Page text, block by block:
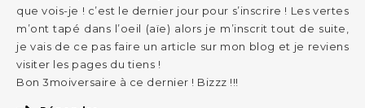
que vois-je ! c’est le dernier jour pour s’inscrire ! Les vertes
m’ont tapé dans l’oeil (aïe) alors je m’inscrit tout de suite,
je vais de ce pas faire un article sur mon blog et je reviens
visiter les pages du tiens !
Bon 3moiversaire à ce dernier ! Bizzz !!!